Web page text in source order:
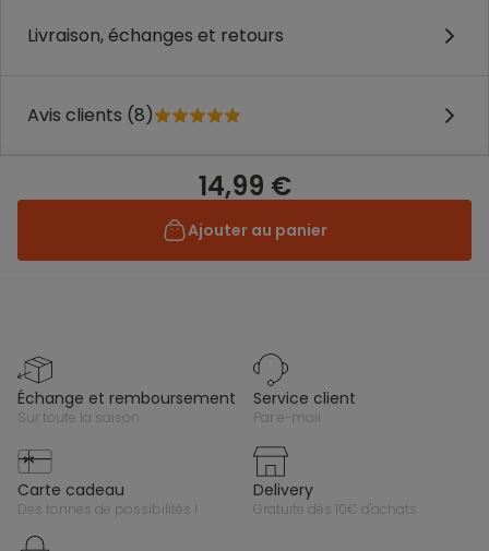
Livraison, échanges et retours
Avis clients (8)
14,99 €
Ajouter au panier
échange et remboursement
sur toute la saison
service client
par e-mail
carte cadeau
des tonnes de possibilités !
delivery
gratuite dès 10€ d'achats